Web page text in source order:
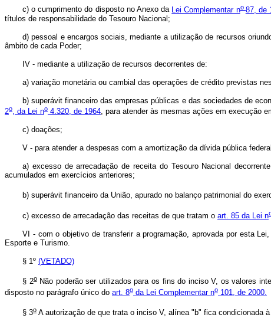
c) o cumprimento do disposto no Anexo da Lei Complementar no 87, de
títulos de responsabilidade do Tesouro Nacional;
d) pessoal e encargos sociais, mediante a utilização de recursos
âmbito de cada Poder;
IV - mediante a utilização de recursos decorrentes de:
a) variação monetária ou cambial das operações de crédito previstas
b) superávit financeiro das empresas públicas e das sociedades de
2o, da Lei no 4.320, de 1964, para atender às mesmas ações em execução
c) doações;
V - para atender a despesas com a amortização da dívida pública
a) excesso de arrecadação de receita do Tesouro Nacional
acumulados em exercícios anteriores;
b) superávit financeiro da União, apurado no balanço patrimonial do
c) excesso de arrecadação das receitas de que tratam o art. 85 da Lei n
VI - com o objetivo de transferir a programação, aprovada por esta
Esporte e Turismo.
§ 1º (VETADO)
§ 2oNão poderão ser utilizados para os fins do inciso V, os valores
disposto no parágrafo único do art. 8o da Lei Complementar no 101, de 2000.
§ 3o A autorização de que trata o inciso V, alínea "b" fica condicionada